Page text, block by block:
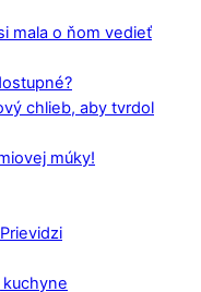
mala o ňom vedieť
chlieb, aby tvrdol
múky!